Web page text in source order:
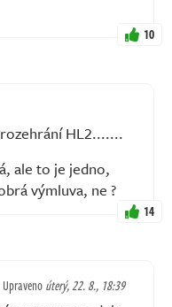
10
HL2.......
ale to je jedno,
výmluva, ne ?
14
Upravenoúterý, 22. 8., 18:39